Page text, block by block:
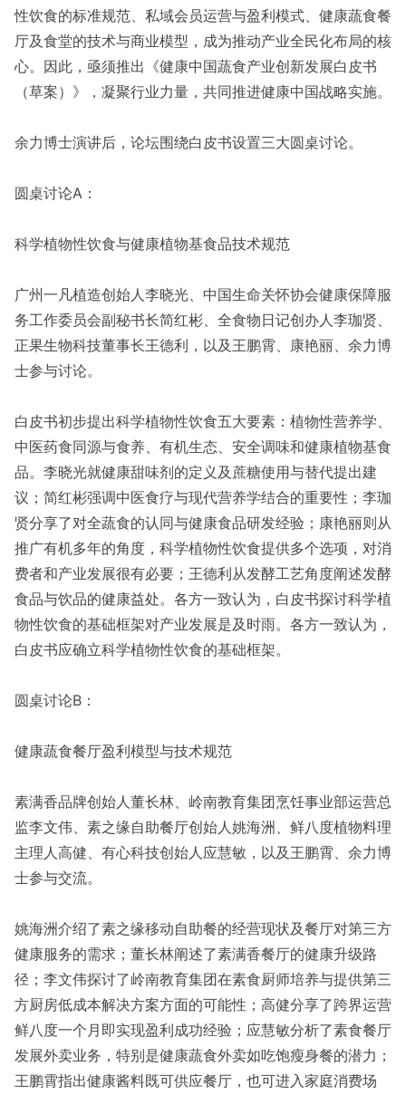
性饮食的标准规范、私域会员运营与盈利模式、健康蔬食餐
厅及食堂的技术与商业模型，成为推动产业全民化布局的核
心。因此，亟须推出《健康中国蔬食产业创新发展白皮书
（草案）》，凝聚行业力量，共同推进健康中国战略实施。
余力博士演讲后，论坛围绕白皮书设置三大圆桌讨论。
圆桌讨论A：
科学植物性饮食与健康植物基食品技术规范
广州一凡植造创始人李晓光、中国生命关怀协会健康保障服
务工作委员会副秘书长简红彬、全食物日记创办人李珈贤、
正果生物科技董事长王德利，以及王鹏霄、康艳丽、余力博
士参与讨论。
白皮书初步提出科学植物性饮食五大要素：植物性营养学、
中医药食同源与食养、有机生态、安全调味和健康植物基食
品。李晓光就健康甜味剂的定义及蔗糖使用与替代提出建
议；简红彬强调中医食疗与现代营养学结合的重要性；李珈
贤分享了对全蔬食的认同与健康食品研发经验；康艳丽则从
推广有机多年的角度，科学植物性饮食提供多个选项，对消
费者和产业发展很有必要；王德利从发酵工艺角度阐述发酵
食品与饮品的健康益处。各方一致认为，白皮书探讨科学植
物性饮食的基础框架对产业发展是及时雨。各方一致认为，
白皮书应确立科学植物性饮食的基础框架。
圆桌讨论B：
健康蔬食餐厅盈利模型与技术规范
素满香品牌创始人董长林、岭南教育集团烹饪事业部运营总
监李文伟、素之缘自助餐厅创始人姚海洲、鲜八度植物料理
主理人高健、有心科技创始人应慧敏，以及王鹏霄、余力博
士参与交流。
姚海洲介绍了素之缘移动自助餐的经营现状及餐厅对第三方
健康服务的需求；董长林阐述了素满香餐厅的健康升级路
径；李文伟探讨了岭南教育集团在素食厨师培养与提供第三
方厨房低成本解决方案方面的可能性；高健分享了跨界运营
鲜八度一个月即实现盈利成功经验；应慧敏分析了素食餐厅
发展外卖业务，特别是健康蔬食外卖如吃饱瘦身餐的潜力；
王鹏霄指出健康酱料既可供应餐厅，也可进入家庭消费场